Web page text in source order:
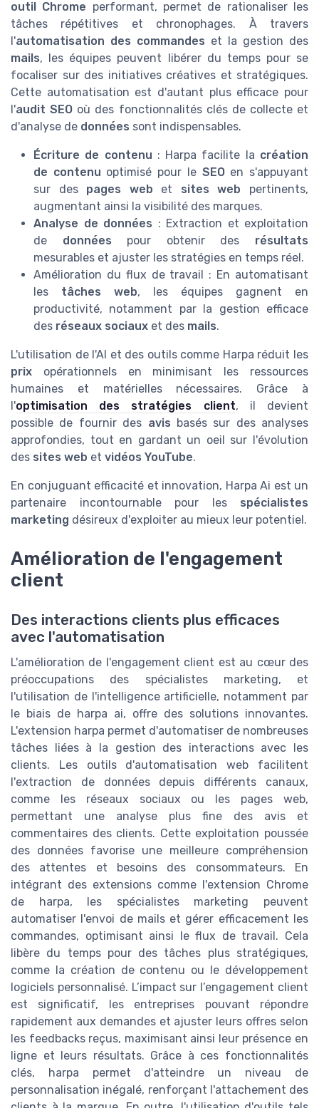
outil Chrome performant, permet de rationaliser les
tâches répétitives et chronophages. À travers
l'automatisation des commandes et la gestion des
mails, les équipes peuvent libérer du temps pour se
focaliser sur des initiatives créatives et stratégiques.
Cette automatisation est d'autant plus efficace pour
l'audit SEO où des fonctionnalités clés de collecte et
d'analyse de données sont indispensables.
Écriture de contenu : Harpa facilite la création
de contenu optimisé pour le SEOen s'appuyant
sur des pages web et sites web pertinents,
augmentant ainsi la visibilité des marques.
Analyse de données : Extraction et exploitation
de données pour obtenir des résultats
mesurables et ajuster les stratégies en temps réel.
Amélioration du flux de travail : En automatisant
les tâches web, les équipes gagnent en
productivité, notamment par la gestion efficace
des réseaux sociaux et des mails.
L'utilisation de l'AI et des outils comme Harpa réduit les
prix opérationnels en minimisant les ressources
humaines et matérielles nécessaires. Grâce à
l'optimisation des stratégies client, il devient
possible de fournir des avis basés sur des analyses
approfondies, tout en gardant un oeil sur l'évolution
des sites web et vidéos YouTube.
En conjuguant efficacité et innovation, Harpa Ai est un
partenaire incontournable pour les spécialistes
marketing désireux d'exploiter au mieux leur potentiel.
Amélioration de l'engagement
client
Des interactions clients plus efficaces
avec l'automatisation
L'amélioration de l'engagement client est au cœur des
préoccupations des spécialistes marketing, et
l'utilisation de l'intelligence artificielle, notamment par
le biais de harpa ai, offre des solutions innovantes.
L'extension harpa permet d'automatiser de nombreuses
tâches liées à la gestion des interactions avec les
clients. Les outils d'automatisation web facilitent
l'extraction de données depuis différents canaux,
comme les réseaux sociaux ou les pages web,
permettant une analyse plus fine des avis et
commentaires des clients. Cette exploitation poussée
des données favorise une meilleure compréhension
des attentes et besoins des consommateurs. En
intégrant des extensions comme l'extension Chrome
de harpa, les spécialistes marketing peuvent
automatiser l'envoi de mails et gérer efficacement les
commandes, optimisant ainsi le flux de travail. Cela
libère du temps pour des tâches plus stratégiques,
comme la création de contenu ou le développement
logiciels personnalisé. L’impact sur l’engagement client
est significatif, les entreprises pouvant répondre
rapidement aux demandes et ajuster leurs offres selon
les feedbacks reçus, maximisant ainsi leur présence en
ligne et leurs résultats. Grâce à ces fonctionnalités
clés, harpa permet d'atteindre un niveau de
personnalisation inégalé, renforçant l'attachement des